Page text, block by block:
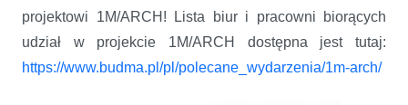
projektowi 1M/ARCH! Lista biur i pracowni biorących
udział w projekcie 1M/ARCH dostępna jest tutaj:
https://www.budma.pl/pl/polecane_wydarzenia/1m-arch/